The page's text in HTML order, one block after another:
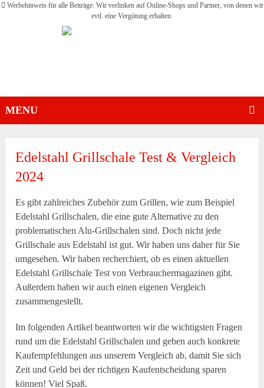
Werbehinweis für alle Beiträge: Wir verlinken auf Online-Shops und Partner, von denen wir
evtl. eine Vergütung erhalten.
MENU
Edelstahl Grillschale Test & Vergleich
2024
Es gibt zahlreiches Zubehör zum Grillen, wie zum Beispiel
Edelstahl Grillschalen, die eine gute Alternative zu den
problematischen Alu-Grillschalen sind. Doch nicht jede
Grillschale aus Edelstahl ist gut. Wir haben uns daher für Sie
umgesehen. Wir haben recherchiert, ob es einen aktuellen
Edelstahl Grillschale Test von Verbrauchermagazinen gibt.
Außerdem haben wir auch einen eigenen Vergleich
zusammengestellt.
Im folgenden Artikel beantworten wir die wichtigsten Fragen
rund um die Edelstahl Grillschalen und geben auch konkrete
Kaufempfehlungen aus unserem Vergleich ab, damit Sie sich
Zeit und Geld bei der richtigen Kaufentscheidung sparen
können! Viel Spaß.